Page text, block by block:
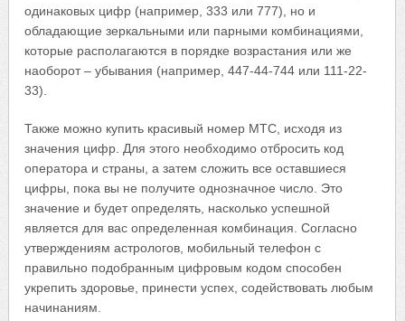
одинаковых цифр (например, 333 или 777), но и
обладающие зеркальными или парными комбинациями,
которые располагаются в порядке возрастания или же
наоборот – убывания (например, 447-44-744 или 111-22-
33).
Также можно купить красивый номер МТС, исходя из
значения цифр. Для этого необходимо отбросить код
оператора и страны, а затем сложить все оставшиеся
цифры, пока вы не получите однозначное число. Это
значение и будет определять, насколько успешной
является для вас определенная комбинация. Согласно
утверждениям астрологов, мобильный телефон с
правильно подобранным цифровым кодом способен
укрепить здоровье, принести успех, содействовать любым
начинаниям.